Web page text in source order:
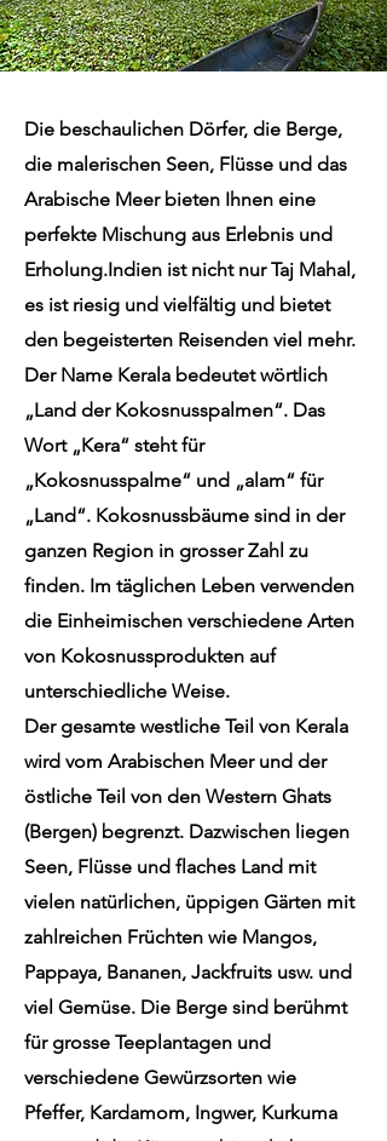
Die beschaulichen Dörfer, die Berge,
die malerischen Seen, Flüsse und das
Arabische Meer bieten Ihnen eine
perfekte Mischung aus Erlebnis und
Erholung.Indien ist nicht nur Taj Mahal,
es ist riesig und vielfältig und bietet
den begeisterten Reisenden viel mehr.
Der Name Kerala bedeutet wörtlich
„Land der Kokosnusspalmen“. Das
Wort „Kera“ steht für
„Kokosnusspalme“ und „alam“ für
„Land“. Kokosnussbäume sind in der
ganzen Region in grosser Zahl zu
finden. Im täglichen Leben verwenden
die Einheimischen verschiedene Arten
von Kokosnussprodukten auf
unterschiedliche Weise.
Der gesamte westliche Teil von Kerala
wird vom Arabischen Meer und der
östliche Teil von den Western Ghats
(Bergen) begrenzt. Dazwischen liegen
Seen, Flüsse und flaches Land mit
vielen natürlichen, üppigen Gärten mit
zahlreichen Früchten wie Mangos,
Pappaya, Bananen, Jackfruits usw. und
viel Gemüse. Die Berge sind berühmt
für grosse Teeplantagen und
verschiedene Gewürzsorten wie
Pfeffer, Kardamom, Ingwer, Kurkuma